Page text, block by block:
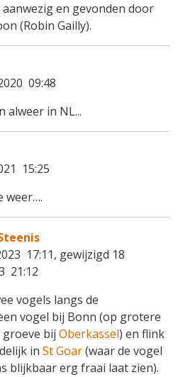
en gevonden door
(Robin Gailly).
09:48
alweer in NL...
15:25
weer….
17:11, gewijzigd 18
21:12
vogels langs de
vogel bij Bonn (op grotere
bij Oberkassel) en flink
in St Goar(waar de vogel
blijkbaar erg fraai laat zien).